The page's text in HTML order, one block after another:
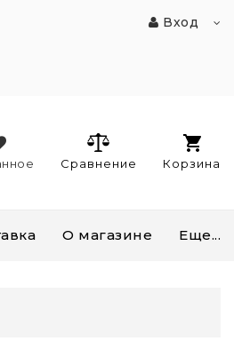
Вход
Корзина
Сравнение
О магазине Еще...